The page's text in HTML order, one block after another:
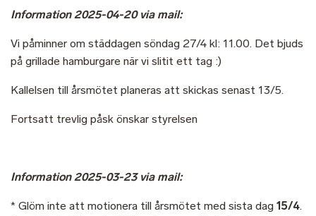
Information 2025-04-20 via mail:
Vi påminner om städdagen söndag 27/4 kl: 11.00. Det bjuds
på grillade hamburgare när vi slitit ett tag :)
Kallelsen till årsmötet planeras att skickas senast 13/5.
Fortsatt trevlig påsk önskar styrelsen
Information 2025-03-23 via mail:
* Glöm inte att motionera till årsmötet med sista dag 15/4.